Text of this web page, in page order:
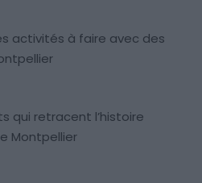
activités à faire avec des
qui retracent l’histoire
Montpellier